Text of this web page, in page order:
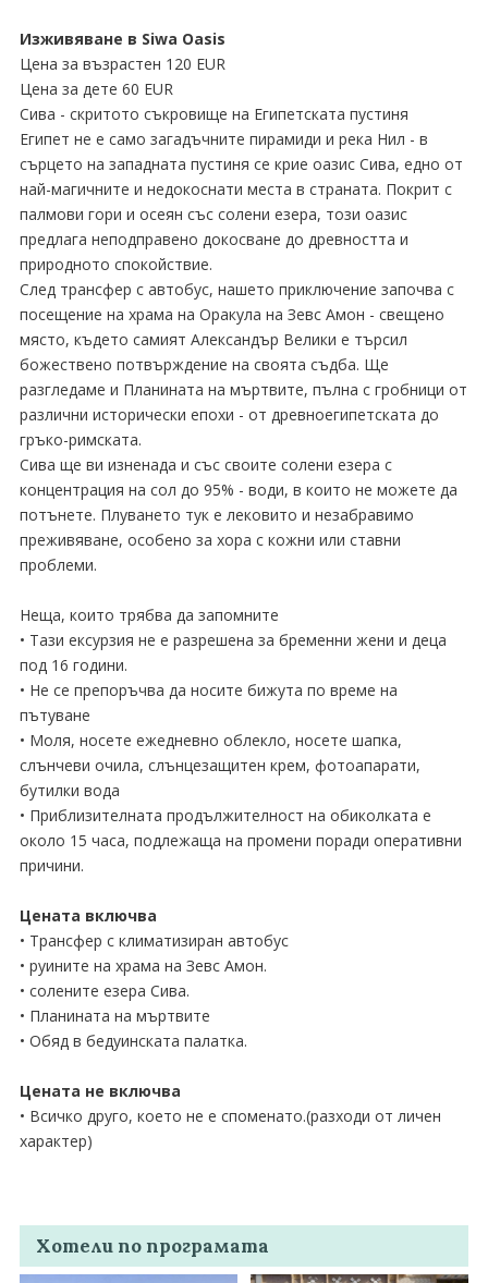
Изживяване в Siwa Oasis
Цена за възрастен 120 EUR
Цена за дете 60 EUR
Сива - скритото съкровище на Египетската пустиня
Египет не е само загадъчните пирамиди и река Нил - в
сърцето на западната пустиня се крие оазис Сива, едно от
най-магичните и недокоснати места в страната. Покрит с
палмови гори и осеян със солени езера, този оазис
предлага неподправено докосване до древността и
природното спокойствие.
След трансфер с автобус, нашето приключение започва с
посещение на храма на Оракула на Зевс Амон - свещено
място, където самият Александър Велики е търсил
божествено потвърждение на своята съдба. Ще
разгледаме и Планината на мъртвите, пълна с гробници от
различни исторически епохи - от древноегипетската до
гръко-римската.
Сива ще ви изненада и със своите солени езера с
концентрация на сол до 95% - води, в които не можете да
потънете. Плуването тук е лековито и незабравимо
преживяване, особено за хора с кожни или ставни
проблеми.
Неща, които трябва да запомните
• Тази ексурзия не е разрешена за бременни жени и деца
под 16 години.
• Не се препоръчва да носите бижута по време на
пътуване
• Моля, носете ежедневно облекло, носете шапка,
слънчеви очила, слънцезащитен крем, фотоапарати,
бутилки вода
• Приблизителната продължителност на обиколката е
около 15 часа, подлежаща на промени поради оперативни
причини.
Цената включва
• Трансфер с климатизиран автобус
• руините на храма на Зевс Амон.
• солените езера Сива.
• Планината на мъртвите
• Обяд в бедуинската палатка.
Цената не включва
• Всичко друго, което не е споменато.(разходи от личен
характер)
Хотели по програмата